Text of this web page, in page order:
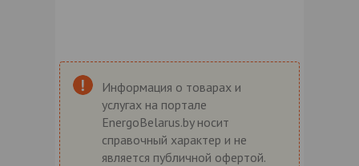
Информация о товарах и
услугах на портале
EnergoBelarus.by носит
справочный характер и не
является публичной офертой.